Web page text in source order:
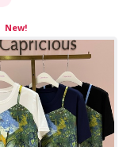
New!